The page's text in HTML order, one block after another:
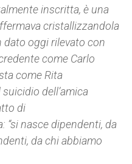
inscritta, è una
cristallizzandola
dato oggi rilevato con
come Carlo
come Rita
dell’amica
di
“si nasce dipendenti, da
da chi abbiamo